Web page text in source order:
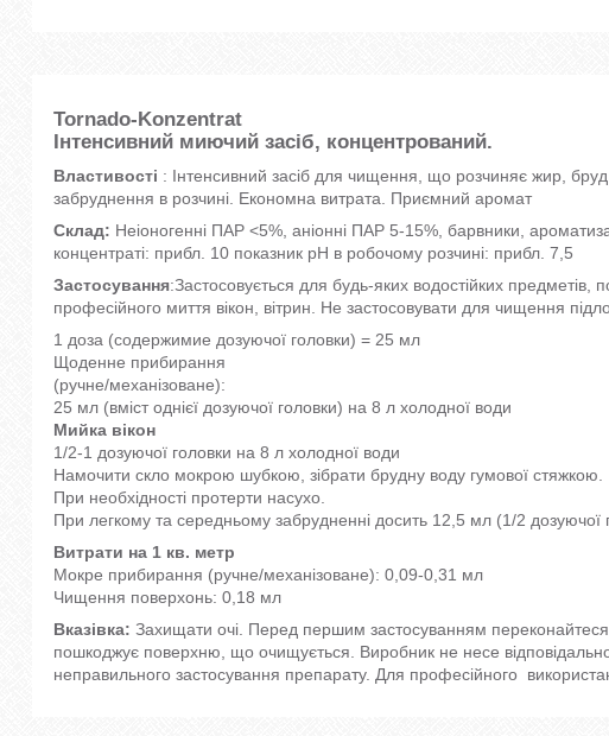
Tornado-Konzentrat
Інтенсивний миючий засіб, концентрований.
Властивості : Інтенсивний засіб для чищення, що розчиняє жир, бруд
забруднення в розчині. Економна витрата. Приємний аромат
Склад: Неіоногенні ПАР <5%, аніонні ПАР 5-15%, барвники,
концентраті: прибл. 10 показник pH в робочому розчині: прибл. 7,5
Застосування:Застосовується для будь-яких водостійких предметів,
професійного миття вікон, вітрин. Не застосовувати для чищення
1 доза (содержимие дозуючої головки) = 25 мл
Щоденне прибирання
(ручне/механізоване):
25 мл (вміст однієї дозуючої головки) на 8 л холодної води
Мийка вікон
1/2-1 дозуючої головки на 8 л холодної води
Намочити скло мокрою шубкою, зібрати брудну воду гумової стяжкою.
При необхідності протерти насухо.
При легкому та середньому забрудненні досить 12,5 мл (1/2 дозуючої
Витрати на 1 кв. метр
Мокре прибирання (ручне/механізоване): 0,09-0,31 мл
Чищення поверхонь: 0,18 мл
Вказівка: Захищати очі. Перед першим застосуванням переконайтеся
пошкоджує поверхню, що очищується. Виробник не несе
неправильного застосування препарату. Для професійного